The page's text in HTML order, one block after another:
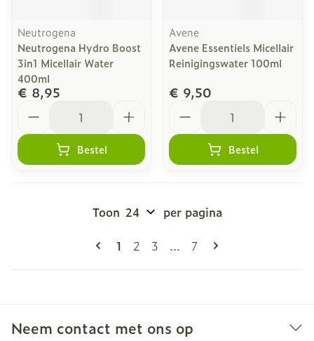
Neutrogena
Neutrogena Hydro Boost
3in1 Micellair Water
400ml
€ 8,95
Bestel
Avene
Avene Essentiels Micellair
Reinigingswater 100ml
€ 9,50
Bestel
Pagina's
U lees momenteel pagina
1 Pagina
2 Pagina
3 ... Pagina
7
Toon per pagina
Neem contact met ons op